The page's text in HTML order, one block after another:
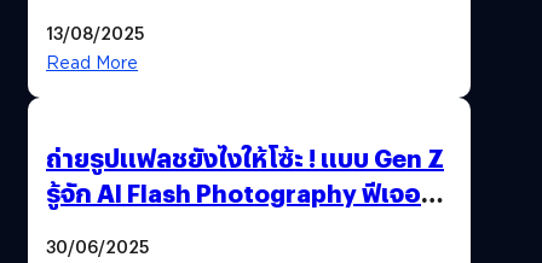
13/08/2025
Read More
ถ่ายรูปแฟลชยังไงให้โซ้ะ ! แบบ Gen Z
รู้จัก AI Flash Photography ฟีเจอร์
30/06/2025